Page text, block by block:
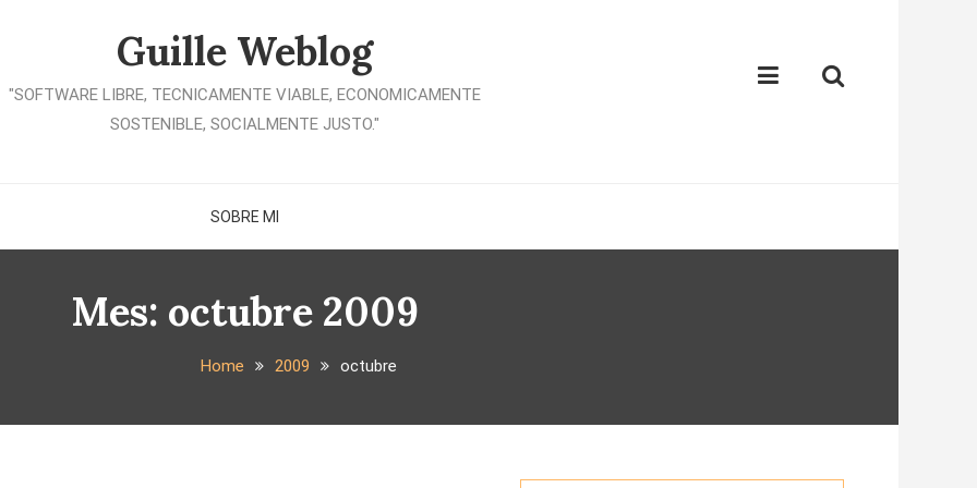
Guille Weblog
"SOFTWARE LIBRE, TECNICAMENTE VIABLE, ECONOMICAMENTE
SOSTENIBLE, SOCIALMENTE JUSTO."
SOBRE MI
Mes: octubre 2009
Home 2009 octubre